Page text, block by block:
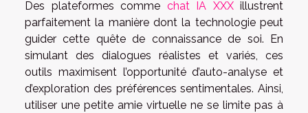
Des plateformes comme chat IA XXXillustrent
parfaitement la manière dont la technologie peut
guider cette quête de connaissance de soi. En
simulant des dialogues réalistes et variés, ces
outils maximisent l’opportunité d’auto-analyse et
d’exploration des préférences sentimentales. Ainsi,
utiliser une petite amie virtuelle ne se limite pas à